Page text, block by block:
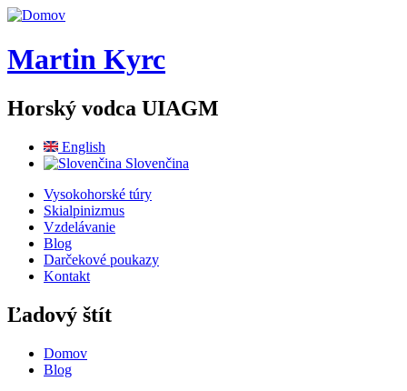
Skočiť na hlavný obsah
Martin Kyrc
Horský vodca UIAGM
English
Slovenčina
Vysokohorské túry
Skialpinizmus
Vzdelávanie
Blog
Darčekové poukazy
Kontakt
Ľadový štít
Nachádzate sa tu
Domov
Blog